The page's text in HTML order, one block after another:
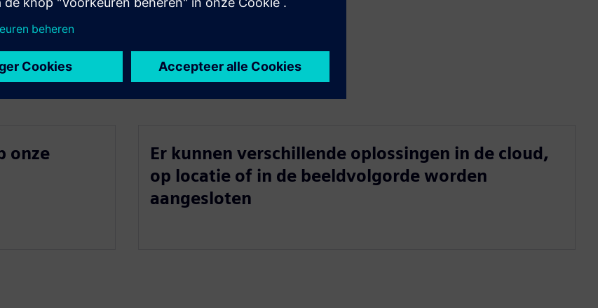
onze
Er kunnen verschillende oplossingen in de cloud,
op locatie of in de beeldvolgorde worden
aangesloten